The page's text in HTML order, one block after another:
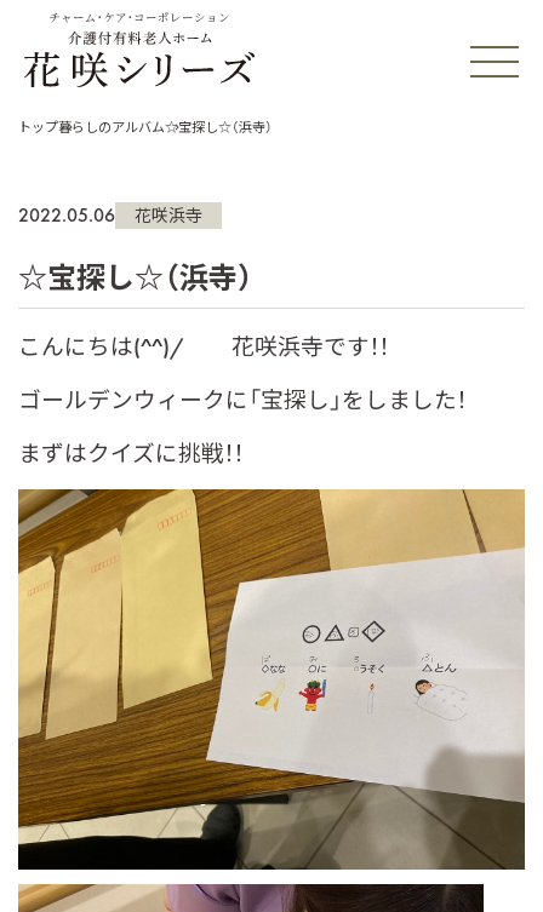
チャーム・ケア・コーポレーション
トップ暮らしのアルバム☆宝探し☆（浜寺）
2022.05.06 花咲浜寺
☆宝探し☆（浜寺）
こんにちは(^^)/ 花咲浜寺です！！
ゴールデンウィークに「宝探し」をしました！
まずはクイズに挑戦！！